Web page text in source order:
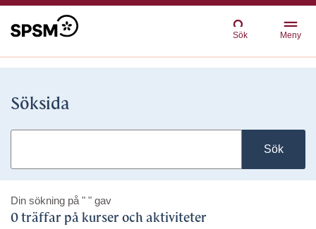
Sök Meny
Söksida
Sök
Din sökning på " " gav
0 träffar på kurser och aktiviteter